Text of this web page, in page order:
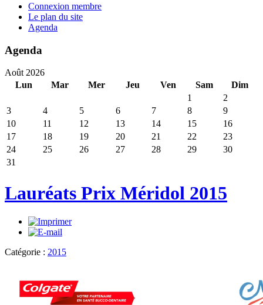
Connexion membre
Le plan du site
Agenda
Agenda
Août 2026
Lun
Mar Mer Jeu Ven Sam
Dim
1
2
3
4 5 6 7 8
9
10
11 12 13 14 15
16
17
18 19 20 21 22
23
24
25 26 27 28 29
30
31
Lauréats Prix Méridol 2015
Catégorie : 2015